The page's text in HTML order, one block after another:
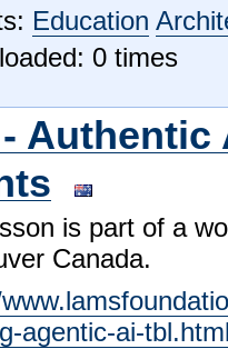
Education
0 times
Authentic
is part of a
Canada.
agentic-ai-tbl.html